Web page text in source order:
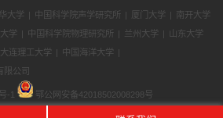
大学 | 中国科学院声学研究所 | 厦门大学 | 南开大学
学 | 中国科学院物理研究所 | 兰州大学 | 山东大学
大连理工大学 | 中国海洋大学 |
限公司
-1
鄂公网安备42018502008298号